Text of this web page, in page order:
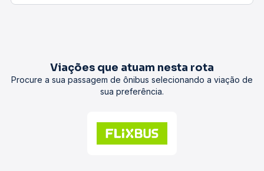
Viações que atuam nesta rota
Procure a sua passagem de ônibus selecionando a viação de
sua preferência.